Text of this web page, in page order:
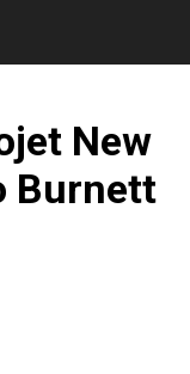
New
Burnett